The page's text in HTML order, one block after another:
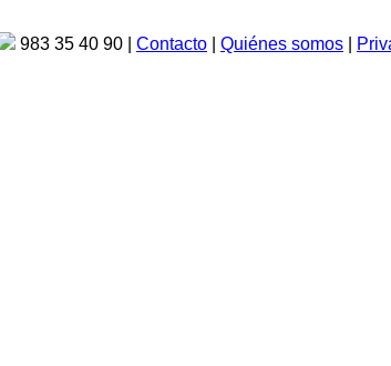
983 35 40 90 | Contacto Quiénes somos